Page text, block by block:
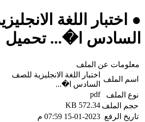
● اختبار اللغة
السادس ا�... تحميل
معلومات عن الملف
اسم الملف
اختبار اللغة الانجليزية للصف
السادس ا�...
نوع الملف
pdf
حجم الملف 572.34 KB
تاريخ الرفع 15-01-2023 07:59 م